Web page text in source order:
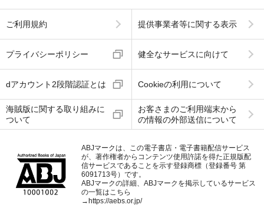
ご利用規約 提供事業者等に関する表示
プライバシーポリシー 健全なサービスに向けて
dアカウント2段階認証とは Cookieの利用について
海賊版に関する取り組みに
ついて
お客さまのご利用端末から
の情報の外部送信について
ABJマークは、この電子書店・電子書籍配信サービス
が、著作権者からコンテンツ使用許諾を得た正規版配
信サービスであることを示す登録商標（登録番号 第
6091713号）です。
ABJマークの詳細、ABJマークを掲示しているサービス
の一覧はこちら
→https://aebs.or.jp/